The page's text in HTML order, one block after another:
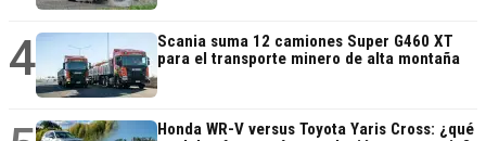
4
Scania suma 12 camiones Super G460 XT
para el transporte minero de alta montaña
Honda WR-V versus Toyota Yaris Cross: ¿qué